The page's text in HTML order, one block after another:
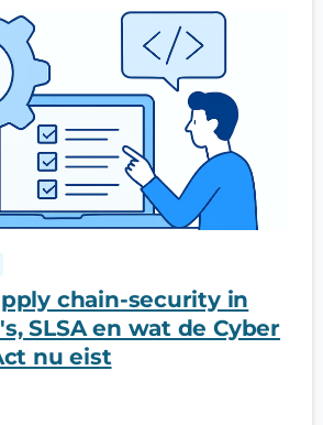
chain-security in
SLSA en wat de Cyber
nu eist